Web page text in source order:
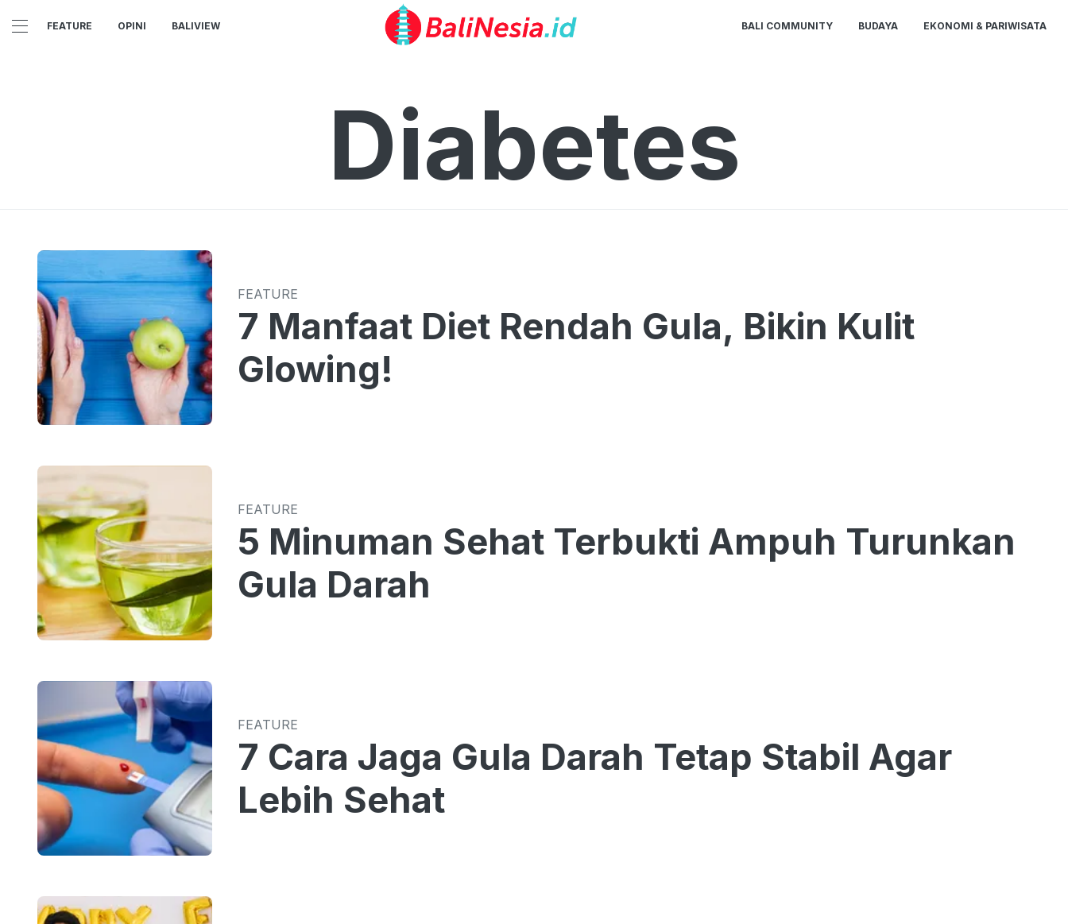
FEATURE OPINI BALIVIEW BALI COMMUNITY BUDAYA EKONOMI & PARIWISATA
Diabetes
FEATURE
7 Manfaat Diet Rendah Gula, Bikin Kulit
Glowing!
FEATURE
5 Minuman Sehat Terbukti Ampuh Turunkan
Gula Darah
FEATURE
7 Cara Jaga Gula Darah Tetap Stabil Agar
Lebih Sehat